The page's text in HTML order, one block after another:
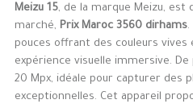
Meizu 15, de la marque Meizu, est
marché, Prix Maroc 3560 dirhams.
pouces offrant des couleurs
expérience visuelle immersive.
20 Mpx, idéale pour capturer des
exceptionnelles. Cet appareil